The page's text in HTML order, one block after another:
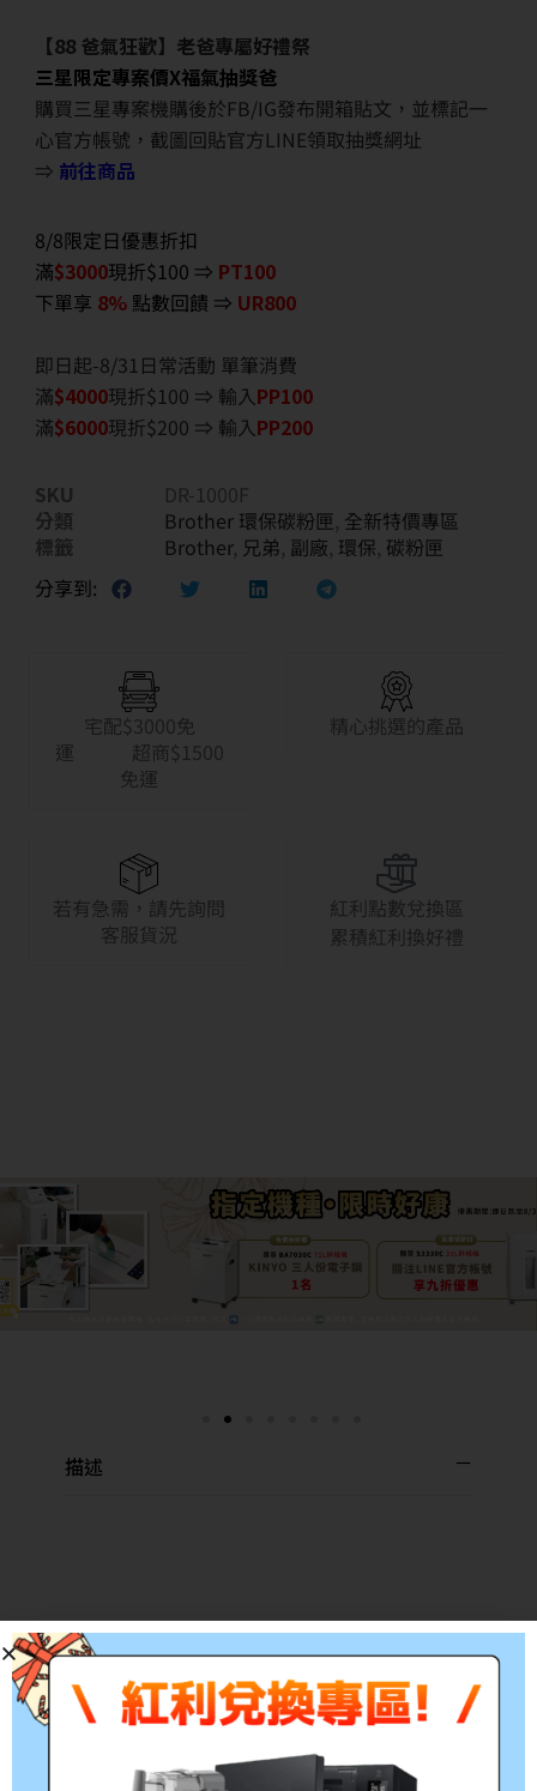
【88 爸氣狂歡】老爸專屬好禮祭
三星限定專案價X福氣抽獎爸
購買三星專案機購後於FB/IG發布開箱貼文，並標記一
心官方帳號，截圖回貼官方LINE領取抽獎網址
⇒ 前往商品
8/8限定日優惠折扣
滿$3000現折$100 ⇒ PT100
下單享 8% 點數回饋 ⇒ UR800
即日起-8/31日常活動 單筆消費
滿$4000現折$100 ⇒ 輸入PP100
滿$6000現折$200 ⇒ 輸入PP200
SKU
DR-1000F
分類
Brother 環保碳粉匣, 全新特價專區
標籤
Brother, 兄弟, 副廠, 環保, 碳粉匣
分享到:
宅配$3000免
運 超商$1500
免運
精心挑選的產品
若有急需，請先詢問
客服貨況
紅利點數兌換區
累積紅利換好禮
描述
brother 相容感光鼓
型號：
DR-1000
適用機型：HL-1110/ DCP-
1510/ MFC-1815/ HL-
1210W/ DCP-1610W/ MFC-